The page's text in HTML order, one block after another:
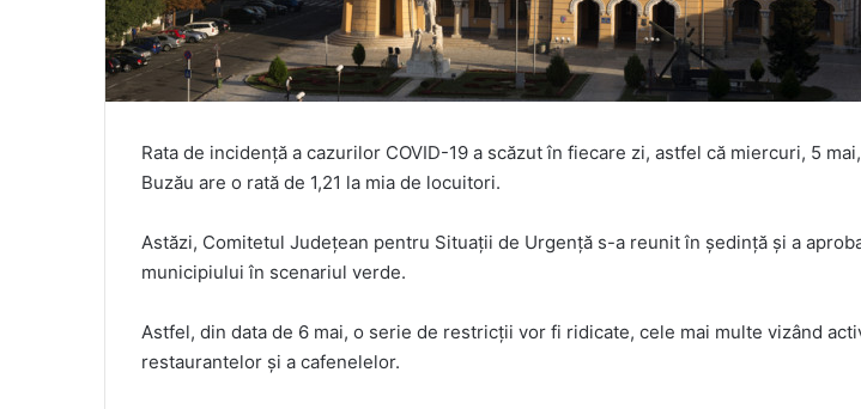
Rata de incidență a cazurilor COVID-19 a scăzut în fiecare zi, astfel că miercuri, 5
Buzău are o rată de 1,21 la mia de locuitori.
Astăzi, Comitetul Județean pentru Situații de Urgență s-a reunit în ședință și a
municipiului în scenariul verde.
Astfel, din data de 6 mai, o serie de restricții vor fi ridicate, cele mai multe vizând
restaurantelor și a cafenelelor.